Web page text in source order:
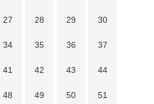
27 28 29 30
34 35 36 37
41 42 43 44
48 49 50 51